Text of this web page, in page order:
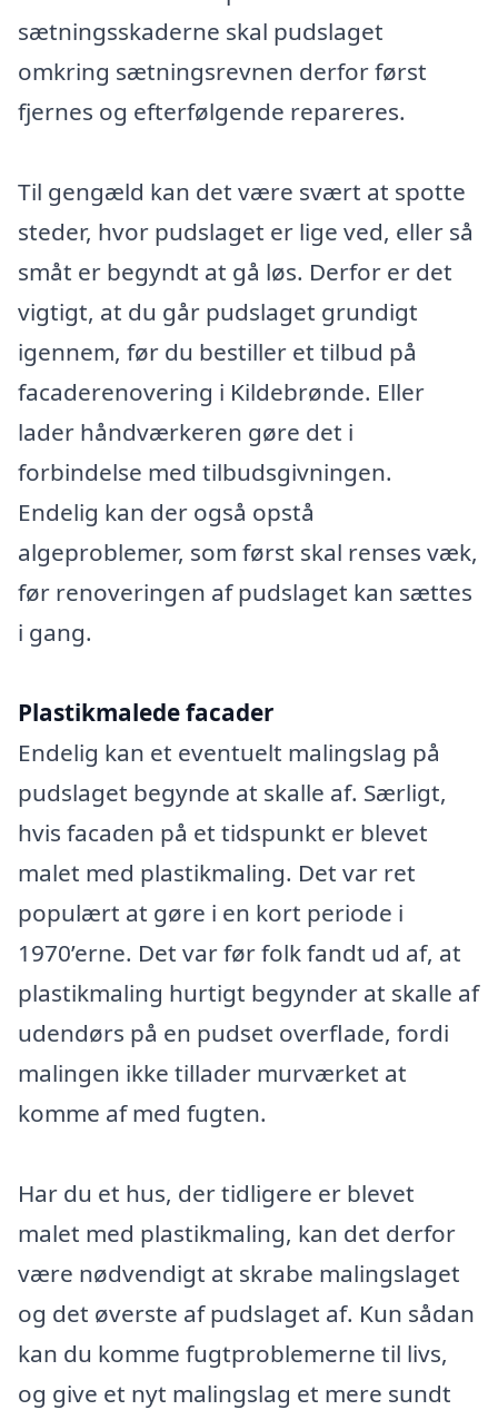
sætningsskaderne skal pudslaget
omkring sætningsrevnen derfor først
fjernes og efterfølgende repareres.
Til gengæld kan det være svært at spotte
steder, hvor pudslaget er lige ved, eller så
småt er begyndt at gå løs. Derfor er det
vigtigt, at du går pudslaget grundigt
igennem, før du bestiller et tilbud på
facaderenovering i Kildebrønde. Eller
lader håndværkeren gøre det i
forbindelse med tilbudsgivningen.
Endelig kan der også opstå
algeproblemer, som først skal renses væk,
før renoveringen af pudslaget kan sættes
i gang.
Plastikmalede facader
Endelig kan et eventuelt malingslag på
pudslaget begynde at skalle af. Særligt,
hvis facaden på et tidspunkt er blevet
malet med plastikmaling. Det var ret
populært at gøre i en kort periode i
1970’erne. Det var før folk fandt ud af, at
plastikmaling hurtigt begynder at skalle af
udendørs på en pudset overflade, fordi
malingen ikke tillader murværket at
komme af med fugten.
Har du et hus, der tidligere er blevet
malet med plastikmaling, kan det derfor
være nødvendigt at skrabe malingslaget
og det øverste af pudslaget af. Kun sådan
kan du komme fugtproblemerne til livs,
og give et nyt malingslag et mere sundt